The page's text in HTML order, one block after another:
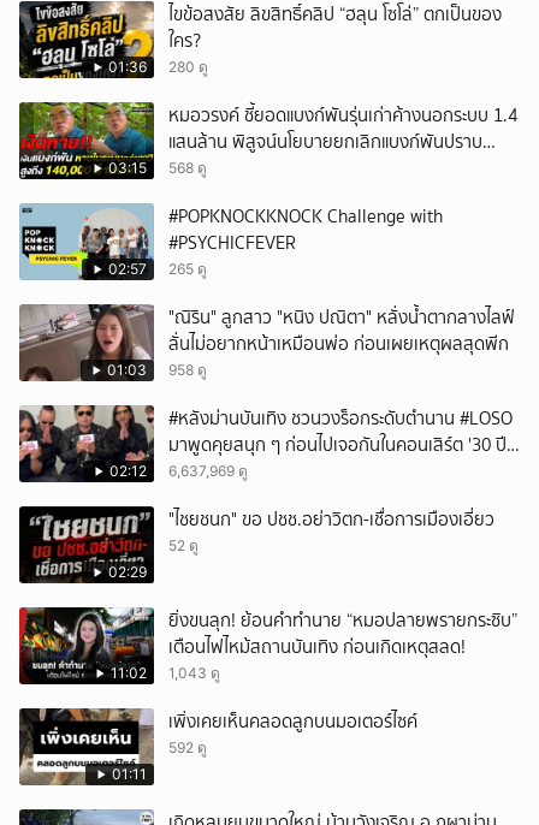
01:36
ไขข้อสงสัย ลิขสิทธิ์คลิป “ฮลุน โซโล่” ตกเป็นของ
ใคร?
280 ดู
03:15
หมอวรงค์ ชี้ยอดแบงก์พันรุ่นเก่าค้างนอกระบบ 1.4
แสนล้าน พิสูจน์นโยบายยกเลิกแบงก์พันปราบ
ธุรกิจสีเทา
568 ดู
02:57
#POPKNOCKKNOCK Challenge with
#PSYCHICFEVER
265 ดู
01:03
"ณิริน" ลูกสาว "หนิง ปณิตา" หลั่งน้ำตากลางไลฟ์
ลั่นไม่อยากหน้าเหมือนพ่อ ก่อนเผยเหตุผลสุดพีก
958 ดู
02:12
#หลังม่านบันเทิง ชวนวงร็อกระดับตำนาน #LOSO
มาพูดคุยสนุก ๆ ก่อนไปเจอกันในคอนเสิร์ต '30 ปี
LOSO นานเท่าไรก็รอ'
6,637,969 ดู
02:29
"ไชยชนก" ขอ ปชช.อย่าวิตก-เชื่อการเมืองเอี่ยว
52 ดู
11:02
ยิ่งขนลุก! ย้อนคำทำนาย “หมอปลายพรายกระซิบ”
เตือนไฟไหม้สถานบันเทิง ก่อนเกิดเหตุสลด!
1,043 ดู
01:11
เพิ่งเคยเห็นคลอดลูกบนมอเตอร์ไซค์
592 ดู